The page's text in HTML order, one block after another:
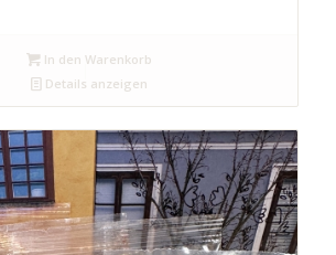
In den Warenkorb
Details anzeigen